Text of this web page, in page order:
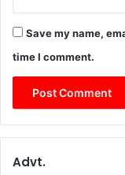
e
l
o
Save my name,
time I comment.
Advt.